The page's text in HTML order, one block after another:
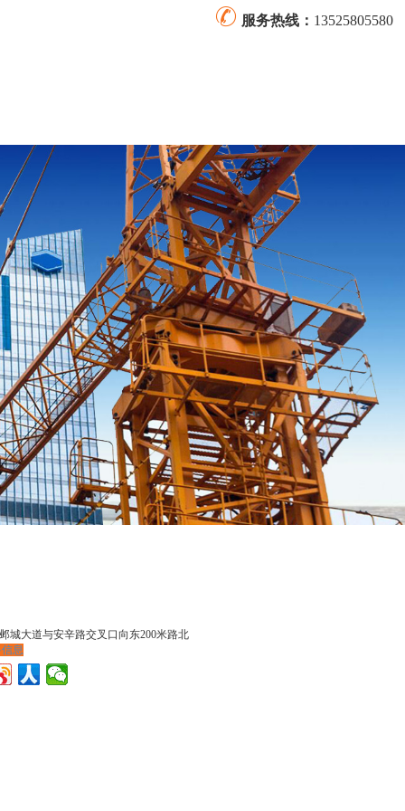
服务热线： 13525805580
城大道与安辛路交叉口向东200米路北
息